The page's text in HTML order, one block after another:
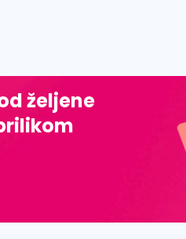
đ, ž, dž)
željene